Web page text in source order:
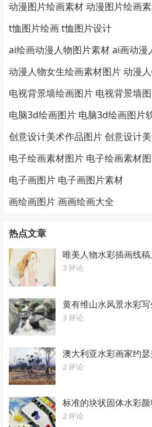
动漫图片绘画素材 动漫图片绘画
t恤图片绘画 t恤图片设计
ai绘画动漫人物图片素材 ai画动漫
动漫人物女生绘画素材图片 动漫
电视背景墙绘画图片 电视背景墙
电脑3d绘画图片 电脑3d绘画图片
创意设计美术作品图片 创意设计
电子绘画素材图片 电子绘画素材
电子画图片 电子画图片素材
画绘画图片 画画绘画大全
热点文章
唯美人物水彩插画线
3 评论
黄有维山水风景水彩
3 评论
澳大利亚水彩画家约
2 评论
标准的块状固体水彩
2 评论